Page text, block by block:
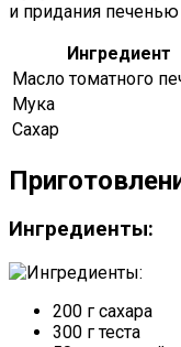
и придания печенью
Ингредиент
Масло томатного
Мука
Сахар
Ингредиенты:
200 г сахара
300 г теста